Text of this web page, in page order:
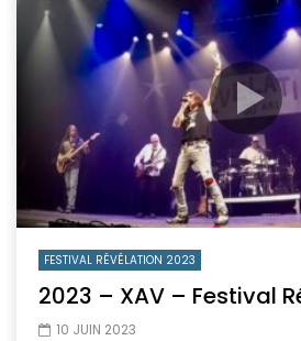
FESTIVAL RÉVÉLATION 2023
2023 – XAV – Festival
10 JUIN 2023